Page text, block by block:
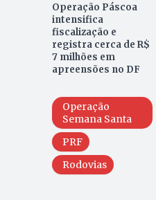
Operação Páscoa
intensifica
fiscalização e
registra cerca de R$
7 milhões em
apreensões no DF
Operação
Semana Santa
PRF
Rodovias